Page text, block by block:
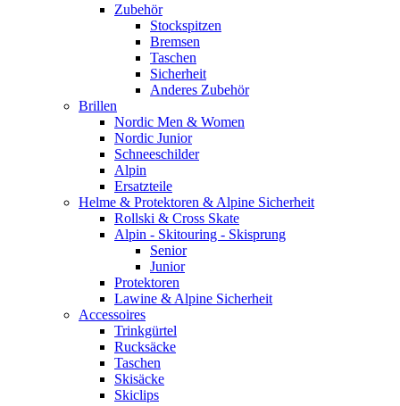
Zubehör
Stockspitzen
Bremsen
Taschen
Sicherheit
Anderes Zubehör
Brillen
Nordic Men & Women
Nordic Junior
Schneeschilder
Alpin
Ersatzteile
Helme & Protektoren & Alpine Sicherheit
Rollski & Cross Skate
Alpin - Skitouring - Skisprung
Senior
Junior
Protektoren
Lawine & Alpine Sicherheit
Accessoires
Trinkgürtel
Rucksäcke
Taschen
Skisäcke
Skiclips